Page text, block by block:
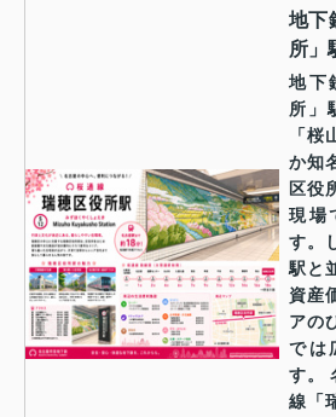
地下
所」
地下
所」
「桜
か知
区役
現場
す。
駅と
資産
アの
では
す。
線「